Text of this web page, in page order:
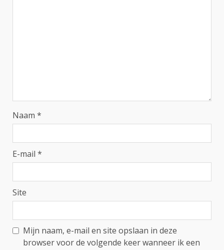
Naam *
E-mail *
Site
Mijn naam, e-mail en site opslaan in deze
browser voor de volgende keer wanneer ik een